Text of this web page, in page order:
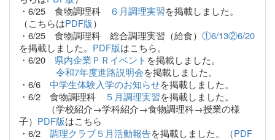
・6/25 食物調理科
６月調理実習を掲載しました。
（こちらはPDF版）
・6/25 食物調理科 総合調理実習（給食） ①6/13②6/20
を掲載しました。 PDF版はこちら。
・6/20 県内企業ＰＲイベント を掲載しました。
令和7年度進路説明会を掲載しました。
・6/6 中学生体験入学のお知らせを掲載しました。
・6/2 食物調理科
５月調理実習を掲載しました。
（学校紹介→学科紹介→食物調理科→授業の様
子） PDF版はこちら
・6/2 調理クラブ５月活動報告を掲載しました。（PDF